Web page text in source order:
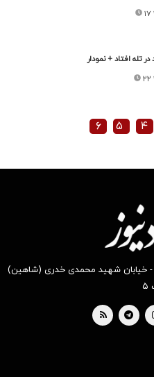
تله افتاد + نمودار
۴ ۵ ۶
- خیابان شهید محمدی خدری (شاهین)